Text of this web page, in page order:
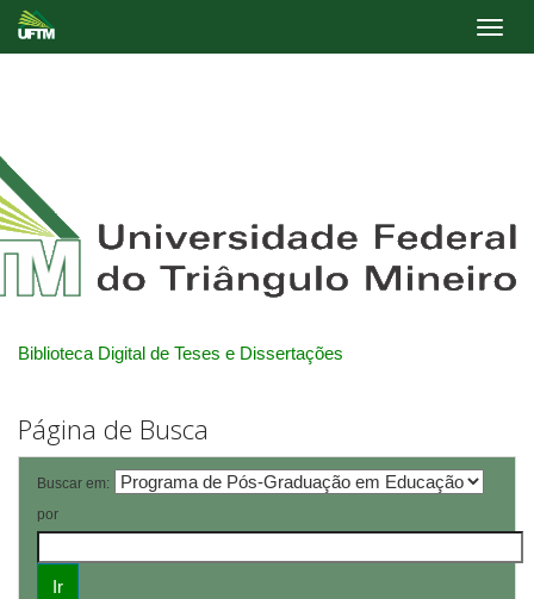
Biblioteca Digital de Teses e Dissertações
Página de Busca
Buscar em:
por